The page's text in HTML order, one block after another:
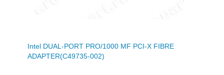
Intel DUAL-PORT PRO/1000 MF PCI-X FIBRE
ADAPTER(C49735-002)